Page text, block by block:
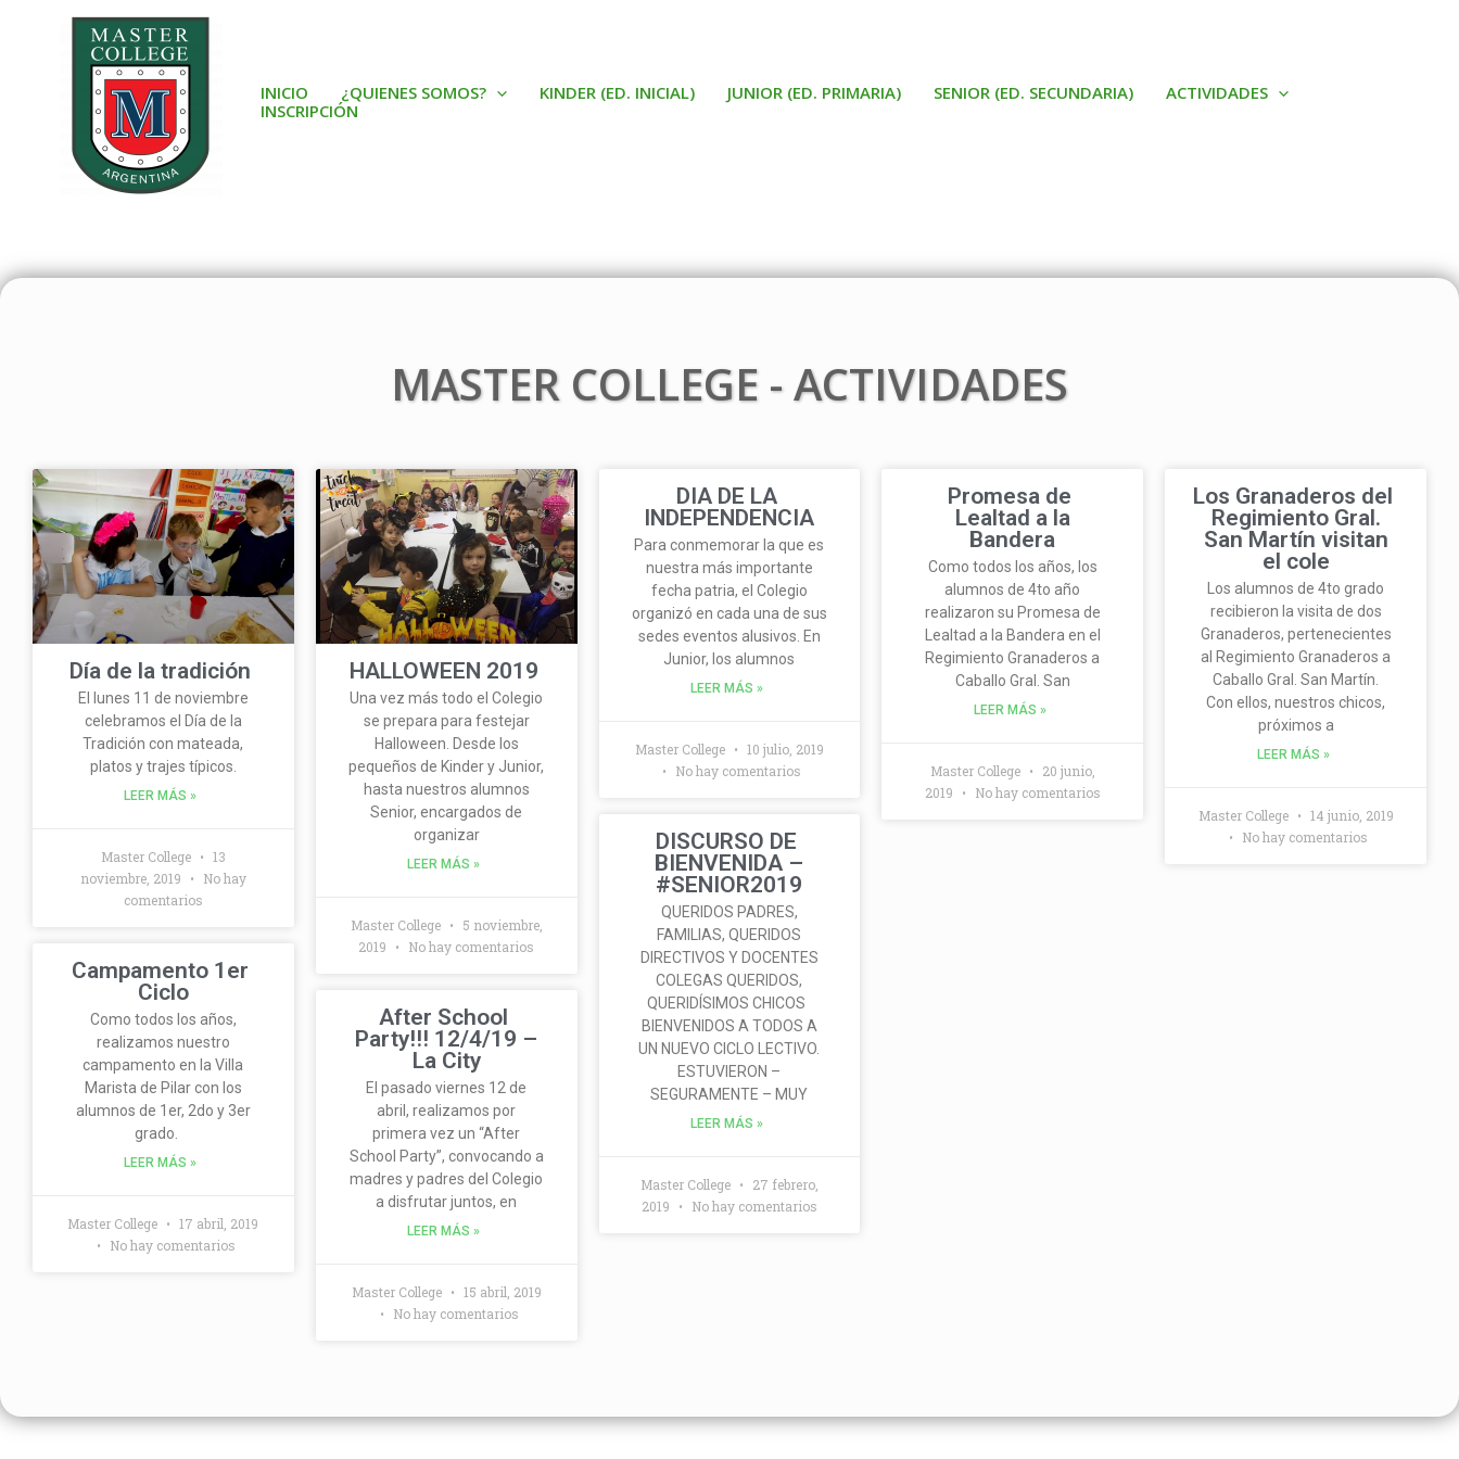
INICIO ¿QUIENES SOMOS? KINDER (ED. INICIAL) JUNIOR (ED. PRIMARIA) SENIOR (ED. SECUNDARIA)
ACTIVIDADES
INSCRIPCIÓN
MASTER COLLEGE - ACTIVIDADES
Día de la tradición
El lunes 11 de noviembre
celebramos el Día de la
Tradición con mateada,
platos y trajes típicos.
LEER MÁS »
Master College
13
noviembre, 2019
No hay
comentarios
HALLOWEEN 2019
Una vez más todo el Colegio
se prepara para festejar
Halloween. Desde los
pequeños de Kinder y Junior,
hasta nuestros alumnos
Senior, encargados de
organizar
LEER MÁS »
Master College
5 noviembre,
2019
No hay comentarios
DIA DE LA
INDEPENDENCIA
Para conmemorar la que es
nuestra más importante
fecha patria, el Colegio
organizó en cada una de sus
sedes eventos alusivos. En
Junior, los alumnos
LEER MÁS »
Master College
10 julio, 2019
No hay comentarios
Promesa de
Lealtad a la
Bandera
Como todos los años, los
alumnos de 4to año
realizaron su Promesa de
Lealtad a la Bandera en el
Regimiento Granaderos a
Caballo Gral. San
LEER MÁS »
Master College
20 junio,
2019
No hay comentarios
Los Granaderos del
Regimiento Gral.
San Martín visitan
el cole
Los alumnos de 4to grado
recibieron la visita de dos
Granaderos, pertenecientes
al Regimiento Granaderos a
Caballo Gral. San Martín.
Con ellos, nuestros chicos,
próximos a
LEER MÁS »
Master College
14 junio, 2019
No hay comentarios
Campamento 1er
Ciclo
Como todos los años,
realizamos nuestro
campamento en la Villa
Marista de Pilar con los
alumnos de 1er, 2do y 3er
grado.
LEER MÁS »
Master College
17 abril, 2019
No hay comentarios
After School
Party!!! 12/4/19 –
La City
El pasado viernes 12 de
abril, realizamos por
primera vez un “After
School Party”, convocando a
madres y padres del Colegio
a disfrutar juntos, en
LEER MÁS »
Master College
15 abril, 2019
No hay comentarios
DISCURSO DE
BIENVENIDA –
#SENIOR2019
QUERIDOS PADRES,
FAMILIAS, QUERIDOS
DIRECTIVOS Y DOCENTES
COLEGAS QUERIDOS,
QUERIDÍSIMOS CHICOS
BIENVENIDOS A TODOS A
UN NUEVO CICLO LECTIVO.
ESTUVIERON –
SEGURAMENTE – MUY
LEER MÁS »
Master College
27 febrero,
2019
No hay comentarios